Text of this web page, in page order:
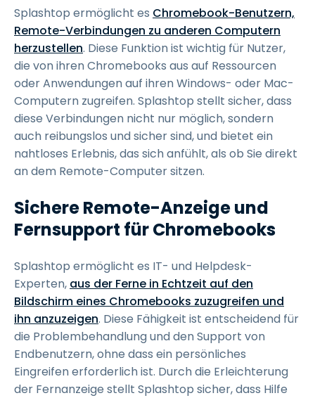
Splashtop ermöglicht es Chromebook-Benutzern,
Remote-Verbindungen zu anderen Computern
herzustellen. Diese Funktion ist wichtig für Nutzer,
die von ihren Chromebooks aus auf Ressourcen
oder Anwendungen auf ihren Windows- oder Mac-
Computern zugreifen. Splashtop stellt sicher, dass
diese Verbindungen nicht nur möglich, sondern
auch reibungslos und sicher sind, und bietet ein
nahtloses Erlebnis, das sich anfühlt, als ob Sie direkt
an dem Remote-Computer sitzen.
Sichere Remote-Anzeige und
Fernsupport für Chromebooks
Splashtop ermöglicht es IT- und Helpdesk-
Experten, aus der Ferne in Echtzeit auf den
Bildschirm eines Chromebooks zuzugreifen und
ihn anzuzeigen. Diese Fähigkeit ist entscheidend für
die Problembehandlung und den Support von
Endbenutzern, ohne dass ein persönliches
Eingreifen erforderlich ist. Durch die Erleichterung
der Fernanzeige stellt Splashtop sicher, dass Hilfe